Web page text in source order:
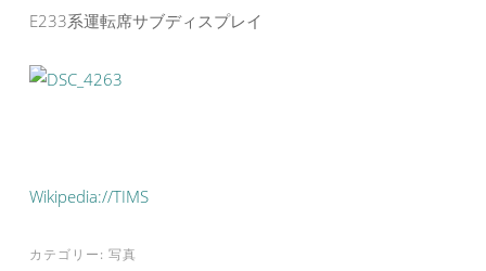
E233系運転席サブディスプレイ
Wikipedia://TIMS
カテゴリー: 写真